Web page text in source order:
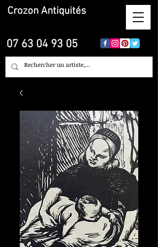
Crozon Antiquités
07 63 04 93 05